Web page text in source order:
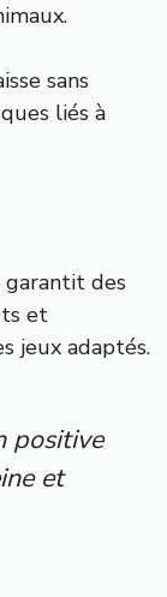
sans
liés à
des
et
jeux adaptés.
positive
et